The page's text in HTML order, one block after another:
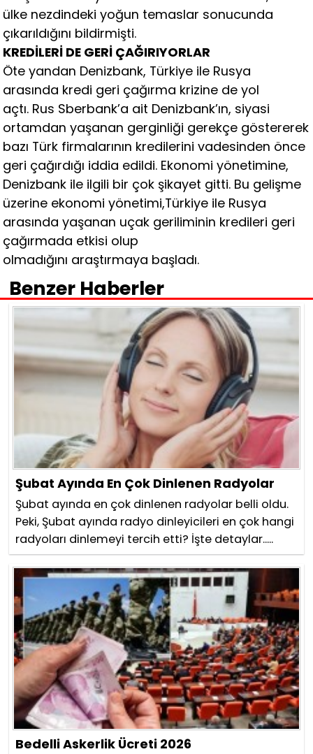
ülke nezdindeki yoğun temaslar sonucunda
çıkarıldığını bildirmişti.
KREDİLERİ DE GERİ ÇAĞIRIYORLAR
Öte yandan Denizbank, Türkiye ile Rusya
arasında kredi geri çağırma krizine de yol
açtı. Rus Sberbank’a ait Denizbank’ın, siyasi
ortamdan yaşanan gerginliği gerekçe göstererek
bazı Türk firmalarının kredilerini vadesinden önce
geri çağırdığı iddia edildi. Ekonomi yönetimine,
Denizbank ile ilgili bir çok şikayet gitti. Bu gelişme
üzerine ekonomi yönetimi,Türkiye ile Rusya
arasında yaşanan uçak geriliminin kredileri geri
çağırmada etkisi olup
olmadığını araştırmaya başladı.
Benzer Haberler
Şubat Ayında En Çok Dinlenen Radyolar
Şubat ayında en çok dinlenen radyolar belli oldu.
Peki, Şubat ayında radyo dinleyicileri en çok hangi
radyoları dinlemeyi tercih etti? İşte detaylar.....
Bedelli Askerlik Ücreti 2026